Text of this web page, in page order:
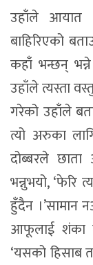
उहाँले आयात
बाहिरिएको
कहाँ भन्छन्
उहाँले त्यस्ता
गरेको उहाँले
त्यो अरुका
दोब्बरले
भन्नुभयो, ‘फेरि
हुँदैन ।’सामान
आफूलाई शंका
‘यसको हिसाब